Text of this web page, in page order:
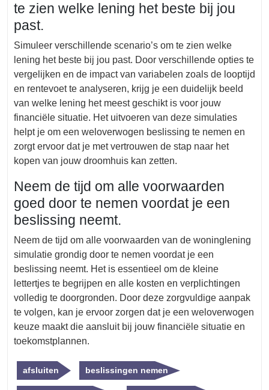
te zien welke lening het beste bij jou
past.
Simuleer verschillende scenario’s om te zien welke
lening het beste bij jou past. Door verschillende opties te
vergelijken en de impact van variabelen zoals de looptijd
en rentevoet te analyseren, krijg je een duidelijk beeld
van welke lening het meest geschikt is voor jouw
financiële situatie. Het uitvoeren van deze simulaties
helpt je om een weloverwogen beslissing te nemen en
zorgt ervoor dat je met vertrouwen de stap naar het
kopen van jouw droomhuis kan zetten.
Neem de tijd om alle voorwaarden
goed door te nemen voordat je een
beslissing neemt.
Neem de tijd om alle voorwaarden van de woninglening
simulatie grondig door te nemen voordat je een
beslissing neemt. Het is essentieel om de kleine
lettertjes te begrijpen en alle kosten en verplichtingen
volledig te doorgronden. Door deze zorgvuldige aanpak
te volgen, kan je ervoor zorgen dat je een weloverwogen
keuze maakt die aansluit bij jouw financiële situatie en
toekomstplannen.
afsluiten beslissingen nemen